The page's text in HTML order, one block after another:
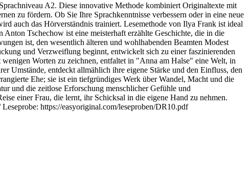
A2. Diese innovative Methode kombiniert Originaltexte mit
zu fördern. Ob Sie Ihre Sprachkenntnisse verbessern oder in eine neue
auch das Hörverständnis trainiert. Lesemethode von Ilya Frank ist ideal
Tschechow ist eine meisterhaft erzählte Geschichte, die in die
ist, den wesentlich älteren und wohlhabenden Beamten Modest
und Verzweiflung beginnt, entwickelt sich zu einer faszinierenden
Worten zu zeichnen, entfaltet in "Anna am Halse" eine Welt, in
Umstände, entdeckt allmählich ihre eigene Stärke und den Einfluss, den
Ehe; sie ist ein tiefgründiges Werk über Wandel, Macht und die
und die zeitlose Erforschung menschlicher Gefühle und
einer Frau, die lernt, ihr Schicksal in die eigene Hand zu nehmen.
https://easyoriginal.com/leseproben/DR10.pdf